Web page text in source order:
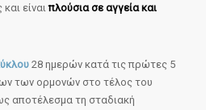
είναιπλούσια σε αγγεία και
28 ημερών κατά τις πρώτες 5
των ορμονών στο τέλος του
αποτέλεσμα τη σταδιακή